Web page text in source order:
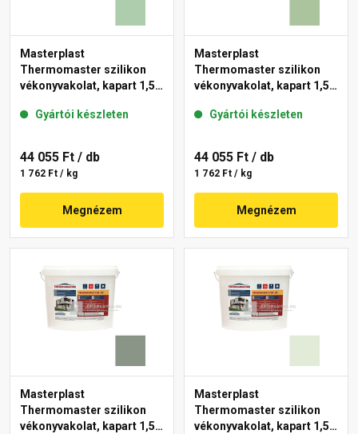
Masterplast
Thermomaster szilikon
vékonyvakolat, kapart 1,5
Gyártói készleten
44 055 Ft / db
1 762 Ft / kg
Megnézem
Masterplast
Thermomaster szilikon
vékonyvakolat, kapart 1,5
Gyártói készleten
44 055 Ft / db
1 762 Ft / kg
Megnézem
Masterplast
Thermomaster szilikon
vékonyvakolat, kapart 1,5
Masterplast
Thermomaster szilikon
vékonyvakolat, kapart 1,5